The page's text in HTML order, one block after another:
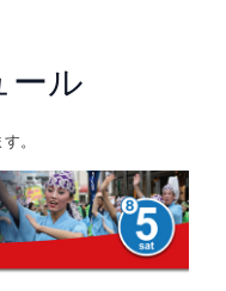
ール
。